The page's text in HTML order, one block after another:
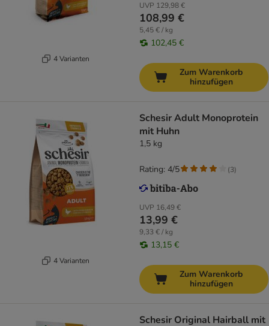
4 Varianten
UVP 129,98 €
108,99 €
5,45 € / kg
102,45 €
Zum Warenkorb
hinzufügen
4 Varianten
Schesir Adult Monoprotein
mit Huhn
1,5 kg
UVP 16,49 €
13,99 €
9,33 € / kg
13,15 €
Rating: 4/5 (3)
Zum Warenkorb
hinzufügen
Schesir Original Hairball mit